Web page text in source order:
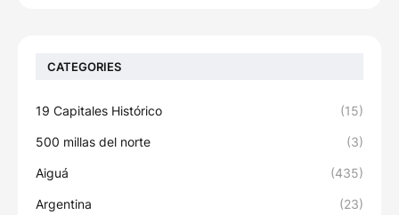
CATEGORIES
19 Capitales Histórico (15)
500 millas del norte (3)
Aiguá (435)
Argentina (23)